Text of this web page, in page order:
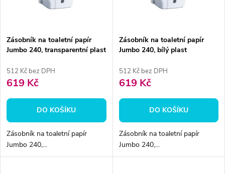
p
r
o
d
u
s
p
r
o
d
u
Zásobník na toaletní papír
Jumbo 240, transparentní plast
512 Kč bez DPH
619 Kč
DO KOŠÍKU
Zásobník na toaletní papír
Jumbo 240,...
Zásobník na toaletní papír
Jumbo 240, bílý plast
512 Kč bez DPH
619 Kč
DO KOŠÍKU
Zásobník na toaletní papír
Jumbo 240,...